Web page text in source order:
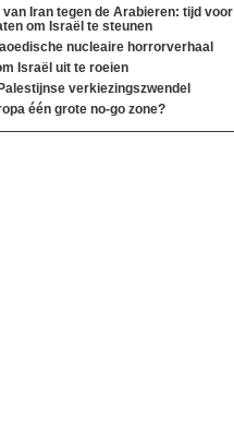
van Iran tegen de Arabieren: tijd voor
om Israël te steunen
nucleaire horrorverhaal
Israël uit te roeien
verkiezingszwendel
één grote no-go zone?